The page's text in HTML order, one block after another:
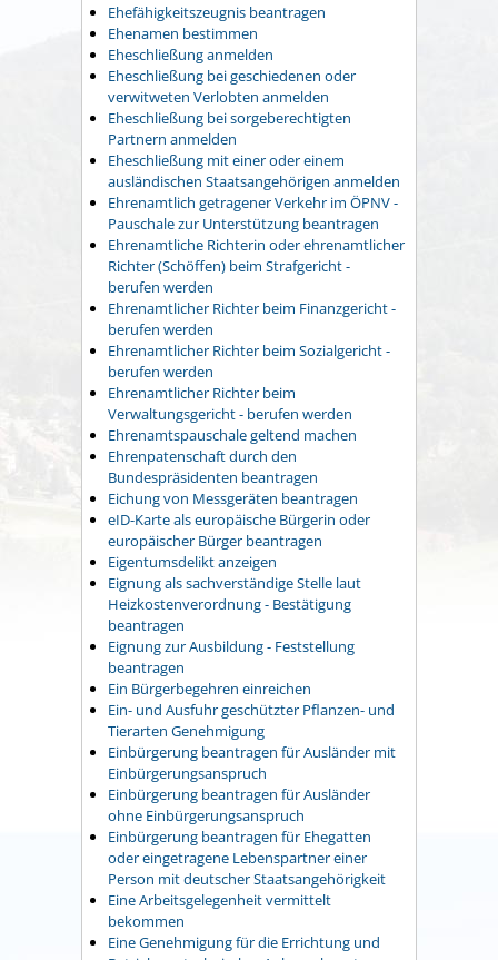
Ehefähigkeitszeugnis beantragen
Ehenamen bestimmen
Eheschließung anmelden
Eheschließung bei geschiedenen oder
verwitweten Verlobten anmelden
Eheschließung bei sorgeberechtigten
Partnern anmelden
Eheschließung mit einer oder einem
ausländischen Staatsangehörigen anmelden
Ehrenamtlich getragener Verkehr im ÖPNV -
Pauschale zur Unterstützung beantragen
Ehrenamtliche Richterin oder ehrenamtlicher
Richter (Schöffen) beim Strafgericht -
berufen werden
Ehrenamtlicher Richter beim Finanzgericht -
berufen werden
Ehrenamtlicher Richter beim Sozialgericht -
berufen werden
Ehrenamtlicher Richter beim
Verwaltungsgericht - berufen werden
Ehrenamtspauschale geltend machen
Ehrenpatenschaft durch den
Bundespräsidenten beantragen
Eichung von Messgeräten beantragen
eID-Karte als europäische Bürgerin oder
europäischer Bürger beantragen
Eigentumsdelikt anzeigen
Eignung als sachverständige Stelle laut
Heizkostenverordnung - Bestätigung
beantragen
Eignung zur Ausbildung - Feststellung
beantragen
Ein Bürgerbegehren einreichen
Ein- und Ausfuhr geschützter Pflanzen- und
Tierarten Genehmigung
Einbürgerung beantragen für Ausländer mit
Einbürgerungsanspruch
Einbürgerung beantragen für Ausländer
ohne Einbürgerungsanspruch
Einbürgerung beantragen für Ehegatten
oder eingetragene Lebenspartner einer
Person mit deutscher Staatsangehörigkeit
Eine Arbeitsgelegenheit vermittelt
bekommen
Eine Genehmigung für die Errichtung und